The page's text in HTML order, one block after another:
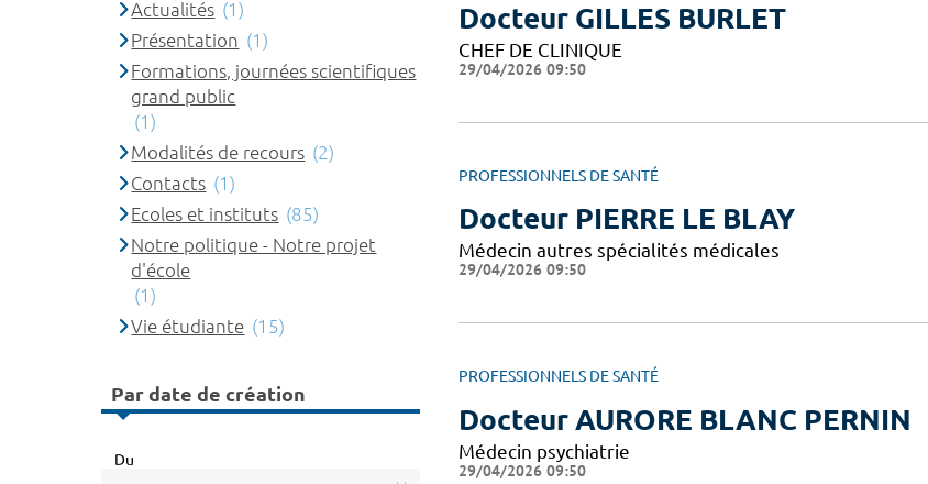
Docteur GILLES BURLET
CHEF DE CLINIQUE
29/04/2026 09:50
PROFESSIONNELS DE SANTÉ
Docteur PIERRE LE BLAY
Médecin autres spécialités médicales
29/04/2026 09:50
PROFESSIONNELS DE SANTÉ
Docteur AURORE BLANC PERNIN
Médecin psychiatrie
29/04/2026 09:50
Actualités (1)
Présentation (1)
Formations, journées scientifiques
grand public
(1)
Modalités de recours (2)
Contacts (1)
Ecoles et instituts (85)
Notre politique - Notre projet
d'école
(1)
Vie étudiante (15)
Par date de création
Du